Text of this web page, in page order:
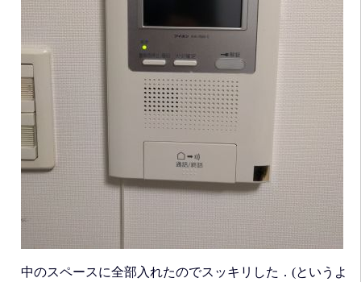
中のスペースに全部入れたのでスッキリした．(というよ